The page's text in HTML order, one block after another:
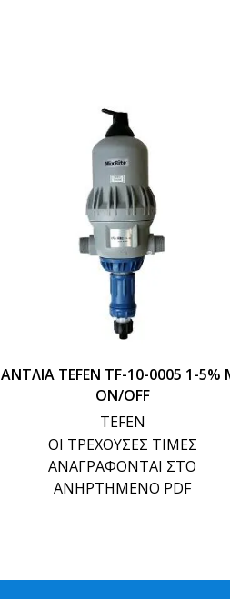
ΑΝΤΛΙΑ TEFEN TF-10-0005 1-5%
ON/OFF
TEFEN
ΟΙ ΤΡΕΧΟΥΣΕΣ ΤΙΜΕΣ
ΑΝΑΓΡΑΦΟΝΤΑΙ ΣΤΟ
ΑΝΗΡΤΗΜΕΝΟ PDF